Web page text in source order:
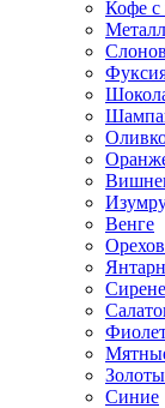
Кофе с
Венге
Синие